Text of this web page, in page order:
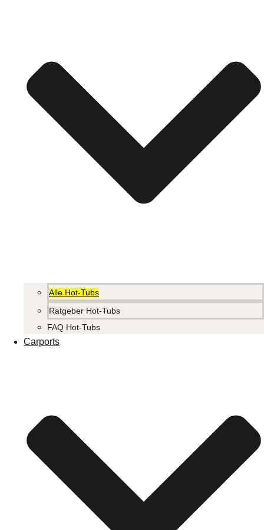
Alle Hot-Tubs
Ratgeber Hot-Tubs
FAQ Hot-Tubs
Carports